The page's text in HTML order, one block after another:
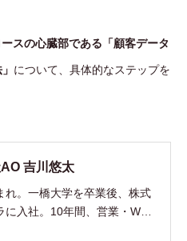
スの心臓部である「顧客データ
について、具体的なステップを
吉川悠太
れ。一橋大学を卒業後、株式
に入社。10年間、営業・Web
発を経験。2024年、EC制